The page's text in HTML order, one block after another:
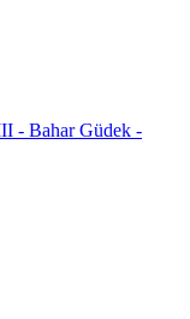
- Bahar Güdek -